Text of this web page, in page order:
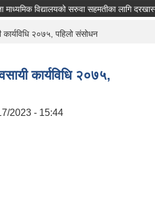
विद्यालयको सरुवा सहमतीका लागि दरखास्त
कार्यविधि २०७५, पहिलो संसोधन
कार्यविधि २०७५,
2023 - 15:44